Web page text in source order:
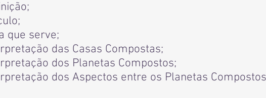
que serve;
das Casas Compostas;
dos Planetas Compostos;
dos Aspectos entre os Planetas